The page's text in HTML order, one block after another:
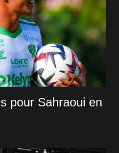
pour Sahraoui en